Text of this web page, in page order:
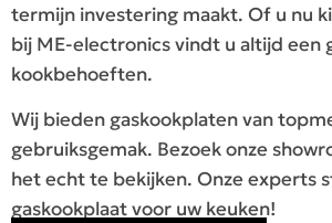
termijn investering maakt. Of u nu
bij ME-electronics vindt u altijd een
kookbehoeften.
Wij bieden gaskookplaten van
gebruiksgemak. Bezoek onze
het echt te bekijken. Onze experts
gaskookplaat voor uw keuken!